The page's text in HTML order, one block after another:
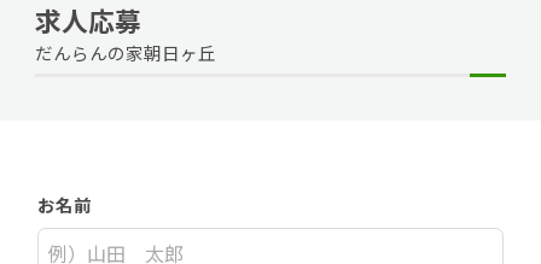
求人応募
だんらんの家朝日ヶ丘
お名前